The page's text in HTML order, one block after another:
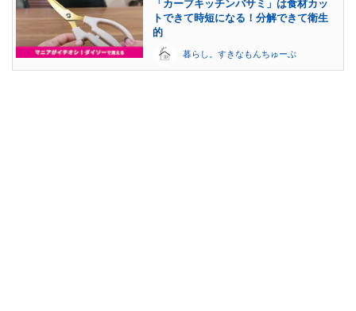
「カーブキッチンバサミ」は食材カッ
トできて時短になる！分解できて衛生
的
暮らし。すきなもんちゅーぶ